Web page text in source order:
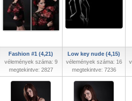
Fashion #1 (4,21)
vélemények száma: 9
megtekintve: 2827
Low key nude (4,15)
vélemények száma: 16
megtekintve: 7236